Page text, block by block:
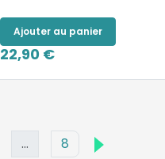
Ajouter au panier
22,90 €
… 8